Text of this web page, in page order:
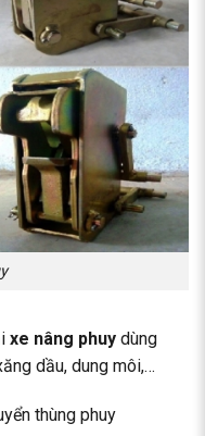
xe nâng phuy dùng
dầu, dung môi,…
thùng phuy